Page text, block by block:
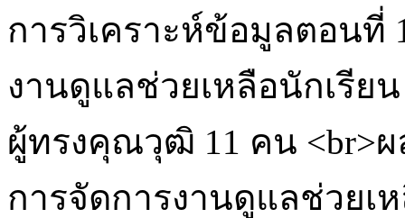
การวิเคราะห์ข้อมูลตอนที่
งานดูแลช่วยเหลือนักเรีย
ผู้ทรงคุณวุฒิ 11 คน <br>ผ
การจัดการงานดูแลช่วยเ